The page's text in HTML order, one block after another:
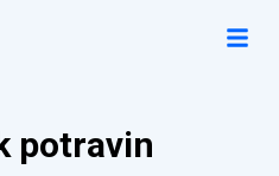
potravin